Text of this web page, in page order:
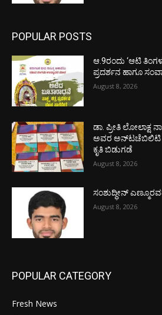
POPULAR POSTS
ಆ.9ರಂದು ‘ಆಟಿ ತಿಂಗಳ
ಪ್ರದರ್ಶನ ಹಾಗೂ
August 8, 2026
ಡಾ. ಪ್ರೀತಿ ಲೋಲಾಕ್ಷ
ಅವರ ಅನ್‌ಟಚೆಬಿಲಿಟಿ
ಕೃತಿ ಬಿಡುಗಡೆ
August 8, 2026
ಸಂಶುದ್ಧೀನ್
August 8, 2026
POPULAR CATEGORY
Fresh News